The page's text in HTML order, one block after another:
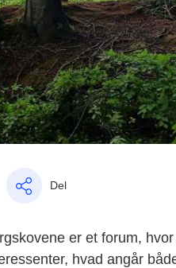
Del
er et forum,
hvad angår